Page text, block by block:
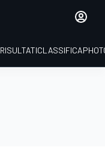
RISULTATICLASSIFICA